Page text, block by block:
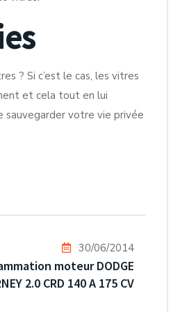
? Si c’est le cas, les vitres
et cela tout en lui
sauvegarder votre vie privée
30/06/2014
moteur DODGE
2.0 CRD 140 A 175 CV